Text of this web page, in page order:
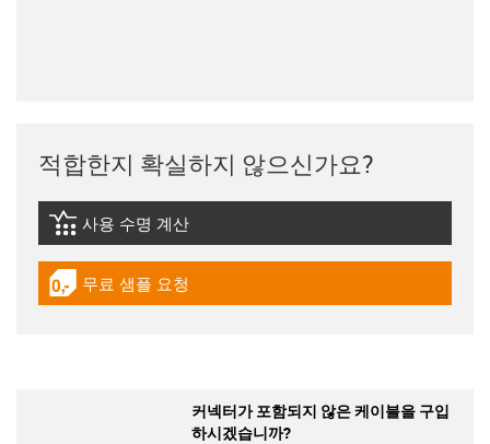
적합한지 확실하지 않으신가요?
igus-icon-lebensdauerrechner
사용 수명 계산
igus-icon-gratismuster
무료 샘플 요청
커넥터가 포함되지 않은 케이블을 구입
하시겠습니까?